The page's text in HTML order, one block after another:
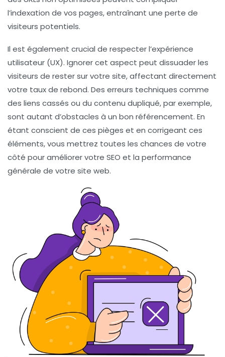
l’indexation de vos pages, entraînant une perte de
visiteurs potentiels.
Il est également crucial de respecter l’expérience
utilisateur (UX). Ignorer cet aspect peut dissuader les
visiteurs de rester sur votre site, affectant directement
votre taux de rebond. Des erreurs techniques comme
des liens cassés ou du contenu dupliqué, par exemple,
sont autant d’obstacles à un bon référencement. En
étant conscient de ces pièges et en corrigeant ces
éléments, vous mettrez toutes les chances de votre
côté pour améliorer votre SEO et la performance
générale de votre site web.